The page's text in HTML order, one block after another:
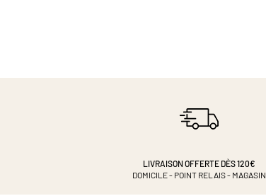
LIVRAISON OFFERTE DÈS 120€
DOMICILE - POINT RELAIS - MAGASIN